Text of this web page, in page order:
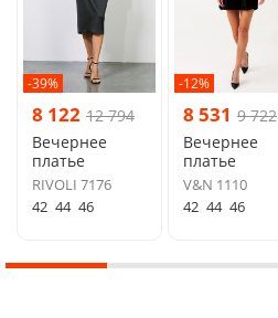
-39%
8 122 12 794
Вечернее
платье
RIVOLI 7176
42 44 46
-12%
8 531 9 722
Вечернее
платье
V&N 1110
42 44 46